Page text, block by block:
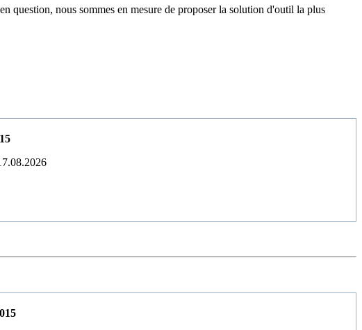
question, nous sommes en mesure de proposer la solution d'outil la plus